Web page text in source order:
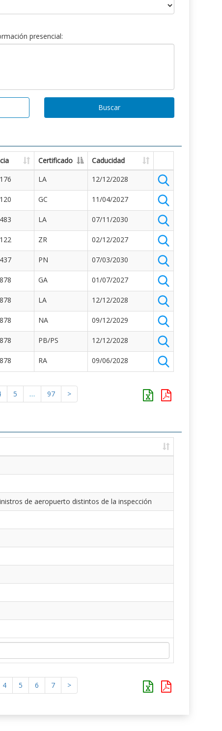
presencial:
Buscar
Certificado
Caducidad
LA 12/12/2028
GC 11/04/2027
LA 07/11/2030
ZR 02/12/2027
PN 07/03/2030
GA 01/07/2027
LA 12/12/2028
NA 09/12/2029
PB/PS 12/12/2028
RA 09/06/2028
5 … 97 >
de aeropuerto distintos de la inspección
4 5 6 7 >